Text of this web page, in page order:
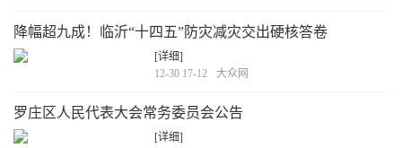
降幅超九成！临沂“十四五”防灾减灾交出硬核答卷
[详细]
12-30 17-12
大众网
罗庄区人民代表大会常务委员会公告
[详细]